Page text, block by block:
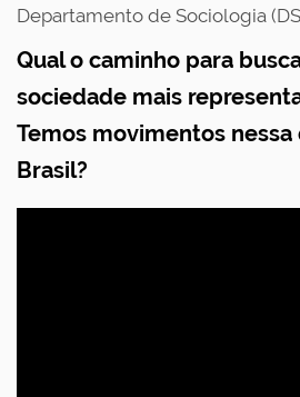
Departamento de Sociologia
Qual o caminho para
sociedade mais
Temos movimentos nessa
Brasil?